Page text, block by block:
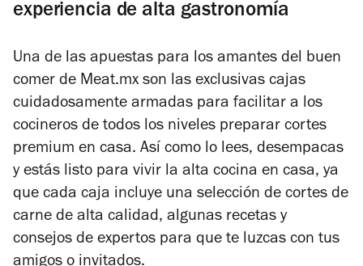
experiencia de alta gastronomía
Una de las apuestas para los amantes del buen
comer de Meat.mx son las exclusivas cajas
cuidadosamente armadas para facilitar a los
cocineros de todos los niveles preparar cortes
premium en casa. Así como lo lees, desempacas
y estás listo para vivir la alta cocina en casa, ya
que cada caja incluye una selección de cortes de
carne de alta calidad, algunas recetas y
consejos de expertos para que te luzcas con tus
amigos o invitados.